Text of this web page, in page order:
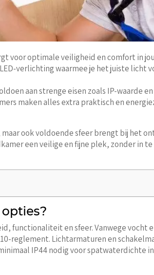
voor optimale veiligheid en comfort in
verlichting waarmee je het juiste licht
aan strenge eisen zoals IP-waarde
maken alles extra praktisch en
ook voldoende sfeer brengt bij het
een veilige en fijne plek, zonder in
functionaliteit en sfeer. Vanwege vocht
reglement. Lichtarmaturen en
IP44 nodig voor spatwaterdichte